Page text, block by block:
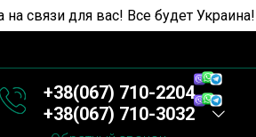
связи для вас! Все будет
+38(067) 710-2204
+38(067) 710-3032